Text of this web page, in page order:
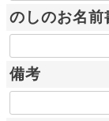
須
)
のしのお名前
備考